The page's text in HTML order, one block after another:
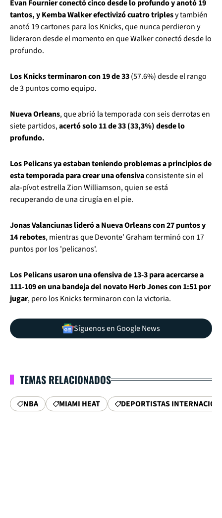
Evan Fournier conectó cinco desde lo profundo y anotó 19
tantos, y Kemba Walker efectivizó cuatro triplesy también
anotó 19 cartones para los Knicks, que nunca perdieron y
lideraron desde el momento en que Walker conectó desde lo
profundo.
Los Knicks terminaron con 19 de 33(57.6%) desde el rango
de 3 puntos como equipo.
Nueva Orleans, que abrió la temporada con seis derrotas en
siete partidos,acertó solo 11 de 33 (33,3%) desde lo
profundo.
Los Pelicans ya estaban teniendo problemas a principios de
esta temporada para crear una ofensivaconsistente sin el
ala-pívot estrella Zion Williamson, quien se está
recuperando de una cirugía en el pie.
Jonas Valanciunas lideró a Nueva Orleans con 27 puntos y
14 rebotes, mientras que Devonte' Graham terminó con 17
puntos por los 'pelicanos'.
Los Pelicans usaron una ofensiva de 13-3 para acercarse a
111-109 en una bandeja del novato Herb Jones con 1:51 por
jugar, pero los Knicks terminaron con la victoria.
Síguenos en Google News
TEMAS RELACIONADOS
NBA MIAMI HEAT DEPORTISTAS